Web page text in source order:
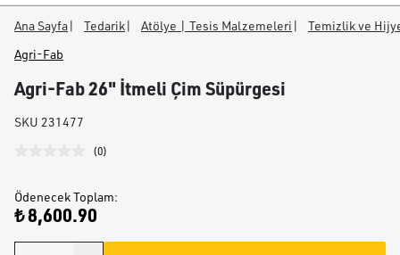
Ana Sayfa| Tedarik| Atölye | Tesis Malzemeleri |
Temizlik ve
Agri-Fab
Agri-Fab 26" İtmeli Çim Süpürgesi
SKU 231477
(0)
Ödenecek Toplam:
₺ 8,600.90